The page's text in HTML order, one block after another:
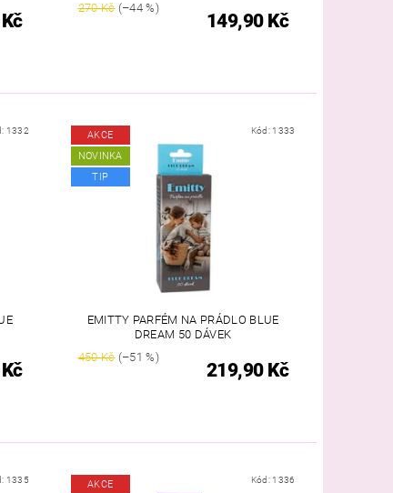
270 Kč(–44 %)
149,90 Kč
1332
AKCE
NOVINKA
TIP
Kód: 1333
EMITTY PARFÉM NA PRÁDLO BLUE
DREAM 50 DÁVEK
450 Kč(–51 %)
219,90 Kč
1335
AKCE
Kód: 1336